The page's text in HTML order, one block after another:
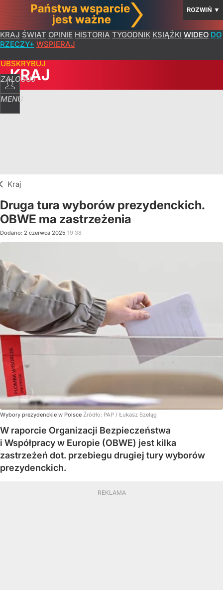
ROZWIŃ ▼
KRAJ ŚWIAT OPINIE HISTORIA TYGODNIK KSIĄŻKI WIDEO DO
RZECZY+ WSPIERAJ
ZALOGUJ
MENU
KRAJ
Kraj
Druga tura wyborów prezydenckich.
OBWE ma zastrzeżenia
Dodano: 2 czerwca 2025 19:38
Wybory prezydenckie w Polsce Źródło: PAP / Łukasz Szeląg
W raporcie Organizacji Bezpieczeństwa
i Współpracy w Europie (OBWE) jest kilka
zastrzeżeń dot. przebiegu drugiej tury wyborów
prezydenckich.